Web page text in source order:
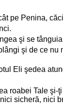
pe Penina,
şi se
şi de ce
Eli şedea
roabei Tale
sicheră, nici